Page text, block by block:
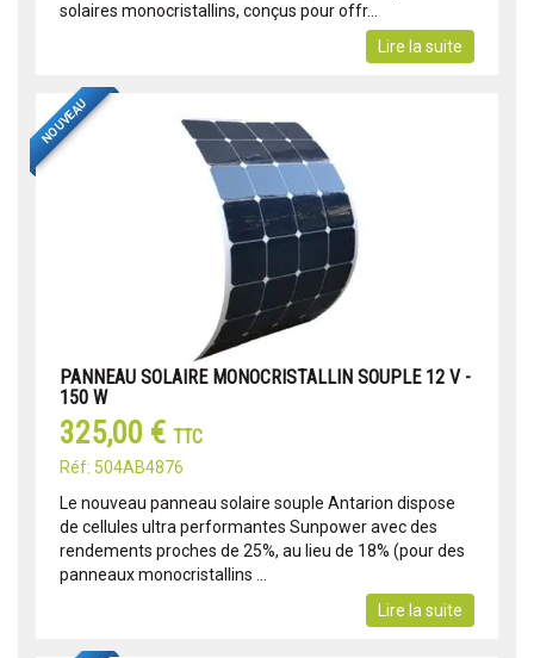
solaires monocristallins, conçus pour offr...
Lire la suite
NOUVEAU
PANNEAU SOLAIRE MONOCRISTALLIN SOUPLE 12 V -
150 W
325,00 € TTC
Réf: 504AB4876
Le nouveau panneau solaire souple Antarion dispose
de cellules ultra performantes Sunpower avec des
rendements proches de 25%, au lieu de 18% (pour des
panneaux monocristallins ...
Lire la suite